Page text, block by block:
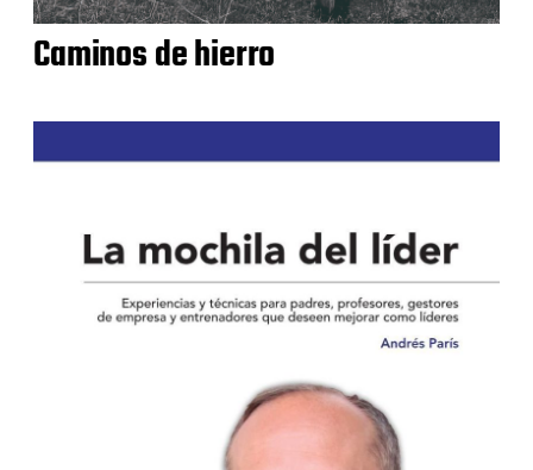
Caminos de hierro